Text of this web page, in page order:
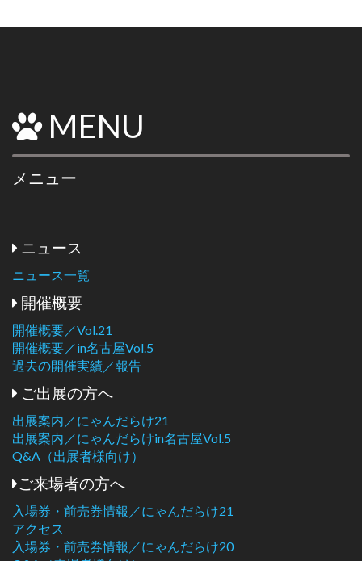
MENU
メニュー
ニュース
ニュース一覧
開催概要
開催概要／Vol.21
開催概要／in名古屋Vol.5
過去の開催実績／報告
ご出展の方へ
出展案内／にゃんだらけ21
出展案内／にゃんだらけin名古屋Vol.5
Q&A（出展者様向け）
ご来場者の方へ
入場券・前売券情報／にゃんだらけ21
アクセス
入場券・前売券情報／にゃんだらけ20